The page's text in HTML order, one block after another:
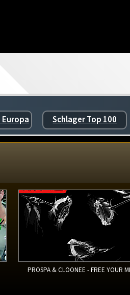
Europa Schlager Top 100
PROSPA & CLOONEE - FREE YOUR